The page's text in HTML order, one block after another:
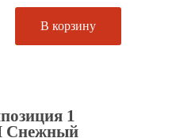
1
Снежный